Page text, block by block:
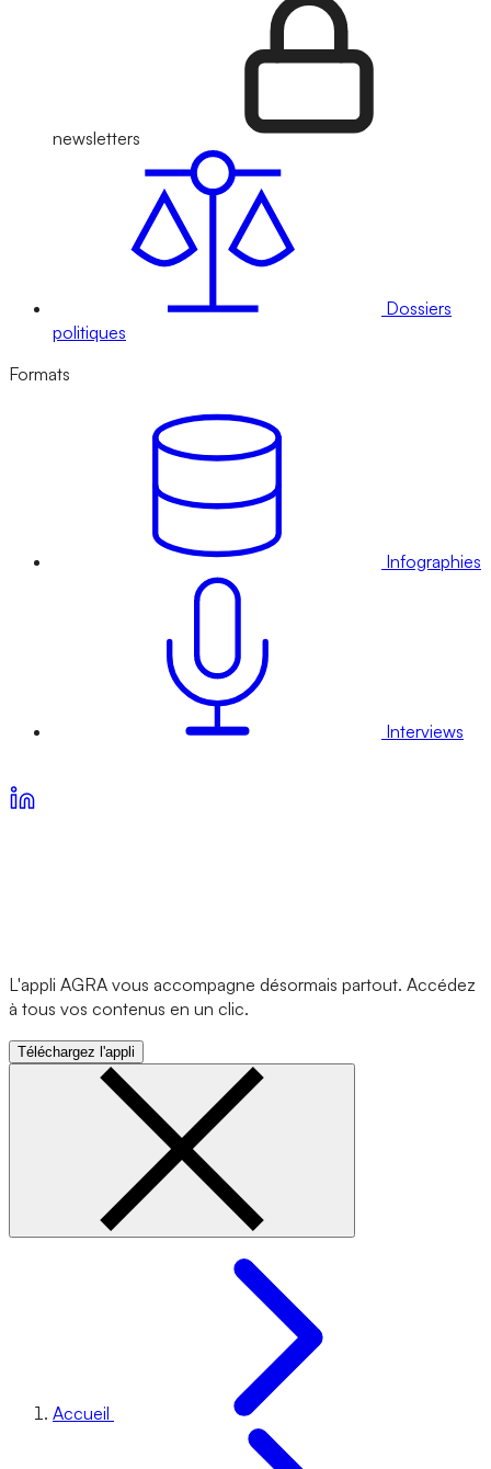
newsletters
Dossiers
politiques
Formats
Infographies
Interviews
L'appli AGRA vous accompagne désormais partout. Accédez
à tous vos contenus en un clic.
Téléchargez l'appli
Accueil